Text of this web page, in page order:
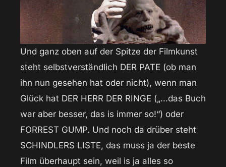
Und ganz oben auf der Spitze der Filmkunst
steht selbstverständlich DER PATE (ob man
ihn nun gesehen hat oder nicht), wenn man
Glück hat DER HERR DER RINGE („…das Buch
war aber besser, das is immer so!“) oder
FORREST GUMP. Und noch da drüber steht
SCHINDLERS LISTE, das muss ja der beste
Film überhaupt sein, weil is ja alles so